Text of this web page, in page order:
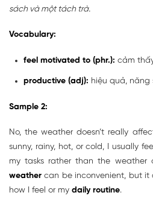
sách và một tách trà.
Vocabulary:
feel motivated to (phr.): cảm
productive (adj): hiệu quả, năng
Sample 2:
No, the weather doesn’t really
sunny, rainy, hot, or cold, I usually
my tasks rather than the weather
weather can be inconvenient, but it
how I feel or my daily routine.